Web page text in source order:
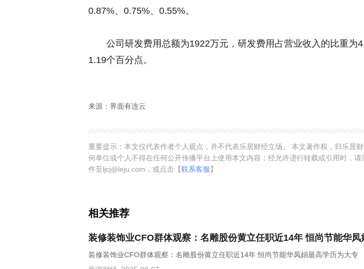
0.87%、0.75%、0.55%。
公司研发费用总额为1922万元，研发费用占营业收入的比重为
1.19个百分点。
来源：界面有连云
重要提示：本文仅代表作者个人观点，并不代表乐居财经立场。 本文著作权，归乐居
何单位或个人不得在任何公开传播平台上使用本文内容；经允许进行转载或引用时，请
件至ljcj@leju.com，或点击【联系客服】
相关推荐
装修装饰业CFO群体观察：名雕股份黄立任职近14年 恒尚节能华
装修装饰业CFO群体观察：名雕股份黄立任职近14年 恒尚节能华凤娟最高学历为大专